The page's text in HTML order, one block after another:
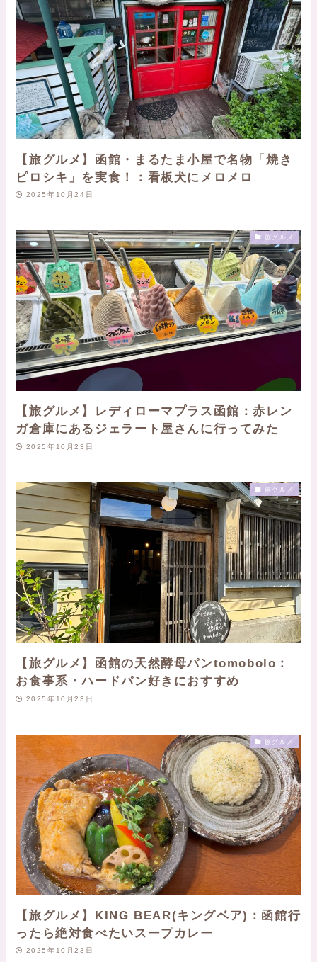
【旅グルメ】函館・まるたま小屋で名物「焼き
ピロシキ」を実食！：看板犬にメロメロ
2025年10月24日
旅グルメ
【旅グルメ】レディローマプラス函館：赤レン
ガ倉庫にあるジェラート屋さんに行ってみた
2025年10月23日
旅グルメ
【旅グルメ】函館の天然酵母パンtomobolo：
お食事系・ハードパン好きにおすすめ
2025年10月23日
旅グルメ
【旅グルメ】KING BEAR(キングベア)：函館行
ったら絶対食べたいスープカレー
2025年10月23日